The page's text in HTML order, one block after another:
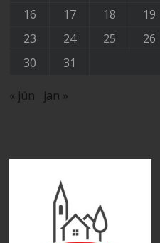
16
17 18 19
23
24 25 26
30
31
« jún jan »